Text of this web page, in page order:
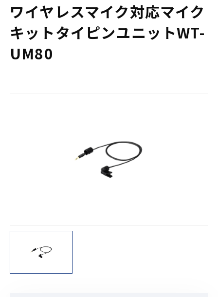
ワイヤレスマイク対応マイク
キットタイピンユニットWT-
UM80